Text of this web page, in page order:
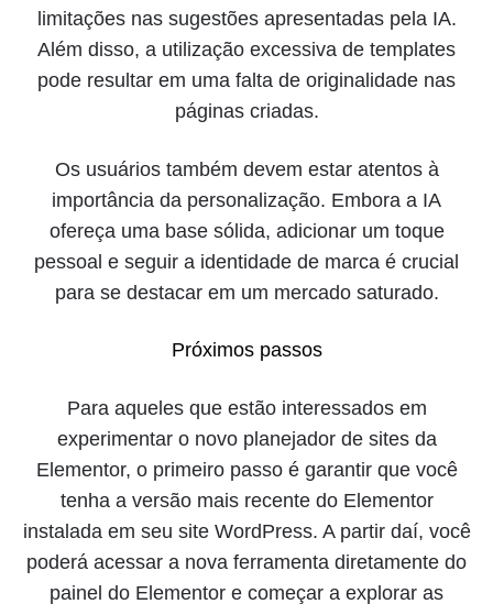
limitações nas sugestões apresentadas pela IA.
Além disso, a utilização excessiva de templates
pode resultar em uma falta de originalidade nas
páginas criadas.
Os usuários também devem estar atentos à
importância da personalização. Embora a IA
ofereça uma base sólida, adicionar um toque
pessoal e seguir a identidade de marca é crucial
para se destacar em um mercado saturado.
Próximos passos
Para aqueles que estão interessados em
experimentar o novo planejador de sites da
Elementor, o primeiro passo é garantir que você
tenha a versão mais recente do Elementor
instalada em seu site WordPress. A partir daí, você
poderá acessar a nova ferramenta diretamente do
painel do Elementor e começar a explorar as